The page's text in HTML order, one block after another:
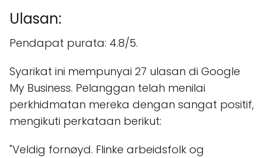
Ulasan:
Pendapat purata: 4.8/5.
Syarikat ini mempunyai 27 ulasan di Google
My Business. Pelanggan telah menilai
perkhidmatan mereka dengan sangat positif,
mengikuti perkataan berikut:
"Veldig fornøyd. Flinke arbeidsfolk og